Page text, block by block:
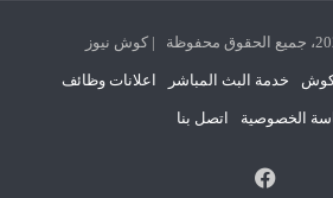
كوش خدمة البث المباشر اعلانات وظائف
الخصوصية اتصل بنا